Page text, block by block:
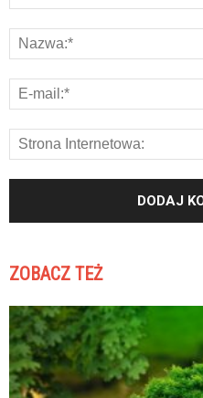
ZOBACZ TEŻ